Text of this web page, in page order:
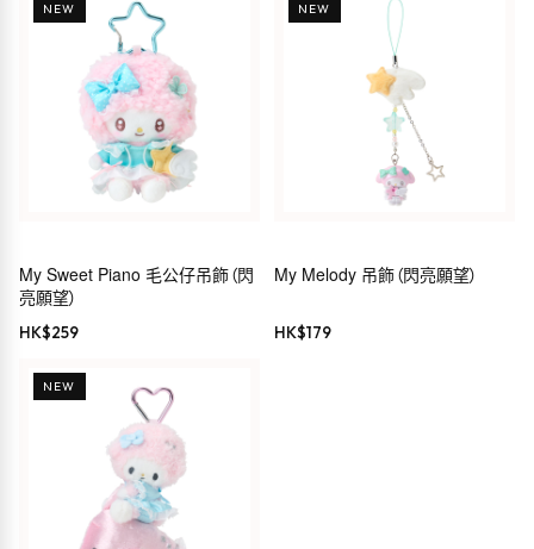
NEW
My Sweet Piano 毛公仔吊飾（閃
亮願望）
HK$259
NEW
My Melody 吊飾（閃亮願望）
HK$179
NEW